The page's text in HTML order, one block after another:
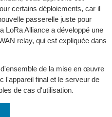
certains déploiements, car il
passerelle juste pour
LoRa Alliance a développé une
relay, qui est expliquée dans
de la mise en œuvre
l'appareil final et le serveur de
de cas d'utilisation.